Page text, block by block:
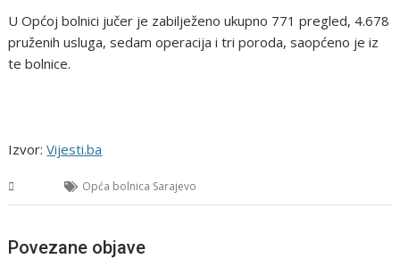
U Općoj bolnici jučer je zabilježeno ukupno 771 pregled, 4.678
pruženih usluga, sedam operacija i tri poroda, saopćeno je iz
te bolnice.
Izvor:Vijesti.ba
Opća bolnica Sarajevo
Povezane objave